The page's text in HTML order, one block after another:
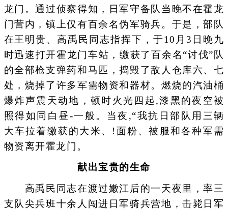
龙门。通过侦察得知，日军守备队当晚不在霍龙
门营内，镇上仅有百余名伪军骑兵。于是，部队
在王明贵、高禹民同志指挥下，于10月3日晚九
时迅速打开霍龙门车站，缴获了百余名“讨伐”队
的全部枪支弹药和马匹，捣毁了敌人仓库六、七
处，烧掉了许多军需物资和器材。燃烧的汽油桶
爆炸声震天动地，顿时火光四起,漆黑的夜空被
照得如同白昼-一般。当夜,“我抗日部队用三辆
大车拉着缴获的大米、!面粉、被服和各种军需
物资离开霍龙门。
献出宝贵的生命
高禹民同志在渡过嫩江后的一天夜里，率三
支队尖兵班十余人闯进日军骑兵营地，击毙日军